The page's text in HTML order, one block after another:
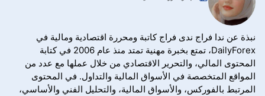
نبذة عن ندا فراج ندى فراج كاتبة ومحررة اقتصادية ومالية في
DailyForex، تمتع بخبرة مهنية تمتد منذ عام 2006 في كتابة
المحتوى المالي، والتحرير الاقتصادي من خلال عملها مع عدد من
المواقع المتخصصة في الأسواق المالية والتداول. في المحتوى
المرتبط بالفوركس، والأسواق المالية، والتحليل الفني والأساسي،